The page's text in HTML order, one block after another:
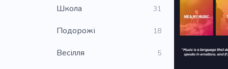
Школа 31
Подорожі 18
Весілля 5
Спектакль
Шоу